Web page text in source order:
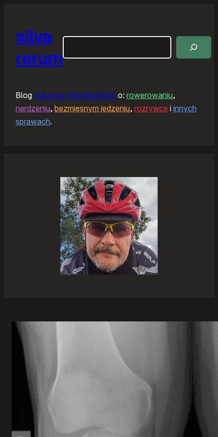
silva
rerum
Blog Łukasza Horodeckiego o: rowerowaniu,
nerdzeniu, bezmięsnym jedzeniu, rozrywce i innych
sprawach.